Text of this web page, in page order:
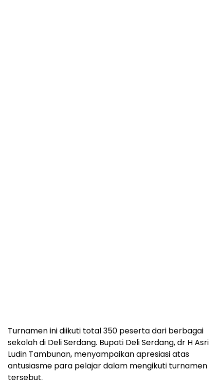
Turnamen ini diikuti total 350 peserta dari berbagai
sekolah di Deli Serdang. Bupati Deli Serdang, dr H Asri
Ludin Tambunan, menyampaikan apresiasi atas
antusiasme para pelajar dalam mengikuti turnamen
tersebut.